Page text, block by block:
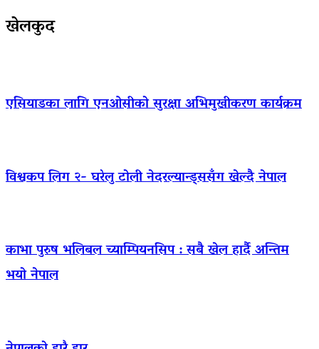
खेलकुद
एसियाडका लागि एनओसीको सुरक्षा अभिमुखीकरण कार्यक्रम
विश्वकप लिग २- घरेलु टोली नेदरल्यान्ड्ससँग खेल्दै नेपाल
काभा पुरुष भलिबल च्याम्पियनसिप : सबै खेल हार्दै अन्तिम
भयो नेपाल